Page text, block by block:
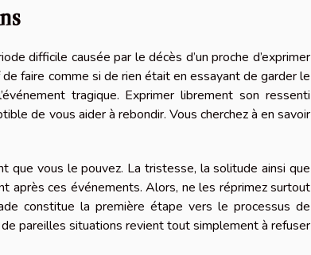
difficile causée par le décès d’un proche d’exprimer
faire comme si de rien était en essayant de garder le
tragique. Exprimer librement son ressenti
de vous aider à rebondir. Vous cherchez à en savoir
que vous le pouvez. La tristesse, la solitude ainsi que
après ces événements. Alors, ne les réprimez surtout
constitue la première étape vers le processus de
pareilles situations revient tout simplement à refuser